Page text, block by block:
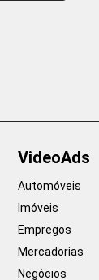
VideoAds
Automóveis
Imóveis
Empregos
Mercadorias
Negócios